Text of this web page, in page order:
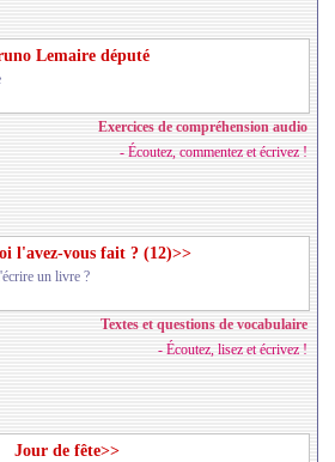
Lemaire député
Exercices de compréhension audio
- Écoutez, commentez et écrivez !
l'avez-vous fait ? (12)>>
un livre ?
Textes et questions de vocabulaire
- Écoutez, lisez et écrivez !
Jour de fête>>